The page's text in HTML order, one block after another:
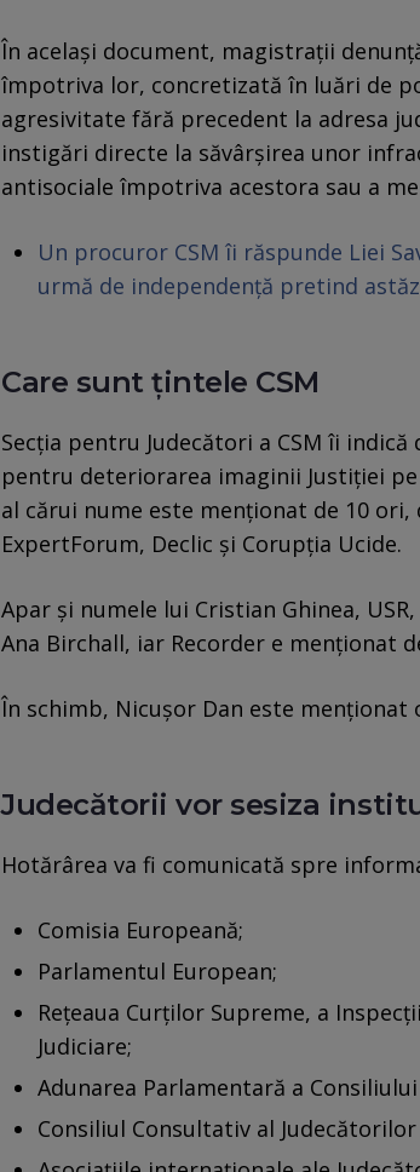
În același document, magistrații
împotriva lor, concretizată în luări de
agresivitate fără precedent la adresa
instigări directe la săvârșirea unor
antisociale împotriva acestora sau a
Un procuror CSM îi răspunde Liei
urmă de independență pretind
Care sunt țintele CSM
Secția pentru Judecători a CSM îi
pentru deteriorarea imaginii Justiției
al cărui nume este menționat de 10 ori,
ExpertForum, Declic și Corupția Ucide.
Apar și numele lui Cristian Ghinea,
Ana Birchall, iar Recorder e menționat
În schimb, Nicușor Dan este menționat
Judecătorii vor sesiza
Hotărârea va fi comunicată spre
Comisia Europeană;
Parlamentul European;
Reţeaua Curţilor Supreme, a
Judiciare;
Adunarea Parlamentară a
Consiliul Consultativ al